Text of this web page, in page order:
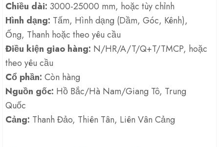
Chiều dài: 3000-25000 mm, hoặc tùy chỉnh
Hình dạng: Tấm, Hình dạng (Dầm, Góc, Kênh),
Ống, Thanh hoặc theo yêu cầu
Điều kiện giao hàng: N/HR/A/T/Q+T/TMCP, hoặc
theo yêu cầu
Cổ phần: Còn hàng
Nguồn gốc: Hồ Bắc/Hà Nam/Giang Tô, Trung
Quốc
Cảng: Thanh Đảo, Thiên Tân, Liên Vân Cảng